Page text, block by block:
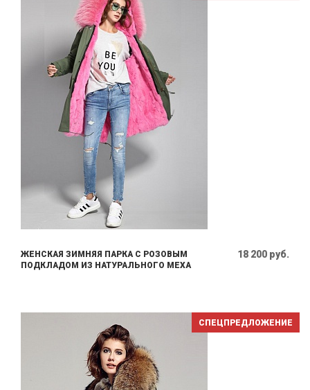
ЖЕНСКАЯ ЗИМНЯЯ ПАРКА С РОЗОВЫМ
ПОДКЛАДОМ ИЗ НАТУРАЛЬНОГО МЕХА
18 200 руб.
СПЕЦПРЕДЛОЖЕНИЕ